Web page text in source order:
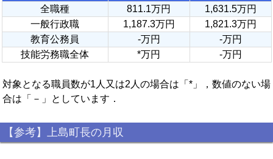
全職種
811.1万円
1,631.5万円
一般行政職
1,187.3万円
1,821.3万円
教育公務員
-万円
-万円
技能労務職全体
*万円 -万円
対象となる職員数が1人又は2人の場合は「*」，数値のない場
合は「－」としています．
【参考】上島町長の月収